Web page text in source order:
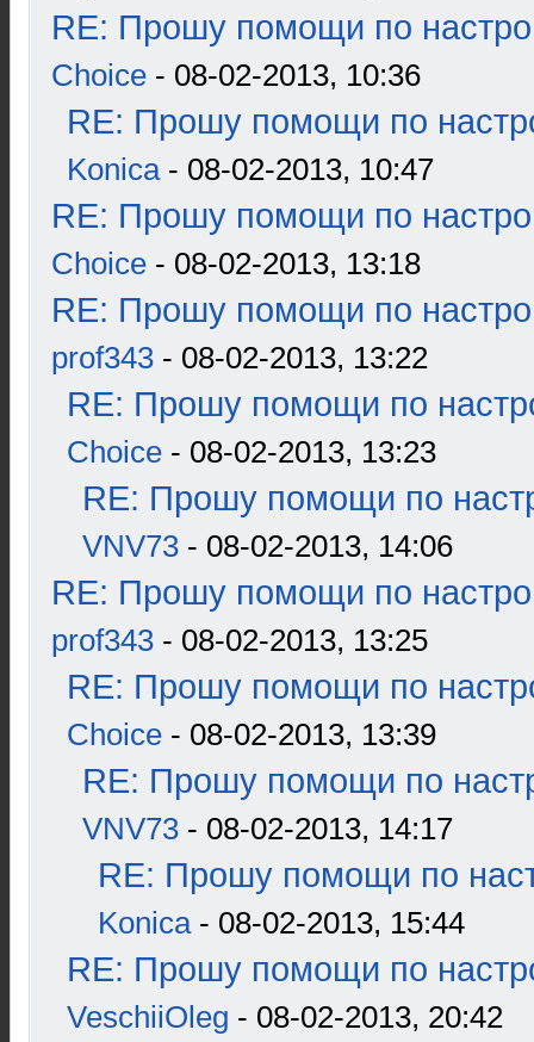
RE: Прошу помощи по
Choice - 08-02-2013, 10:36
RE: Прошу помощи по
Konica- 08-02-2013, 10:47
RE: Прошу помощи по
Choice - 08-02-2013, 13:18
RE: Прошу помощи по
prof343 - 08-02-2013, 13:22
RE: Прошу помощи по
Choice - 08-02-2013, 13:23
RE: Прошу помощи по
VNV73 - 08-02-2013, 14:06
RE: Прошу помощи по
prof343 - 08-02-2013, 13:25
RE: Прошу помощи по
Choice - 08-02-2013, 13:39
RE: Прошу помощи по
VNV73 - 08-02-2013, 14:17
RE: Прошу помощи по
Konica- 08-02-2013, 15:44
RE: Прошу помощи по
VeschiiOleg - 08-02-2013, 20:42